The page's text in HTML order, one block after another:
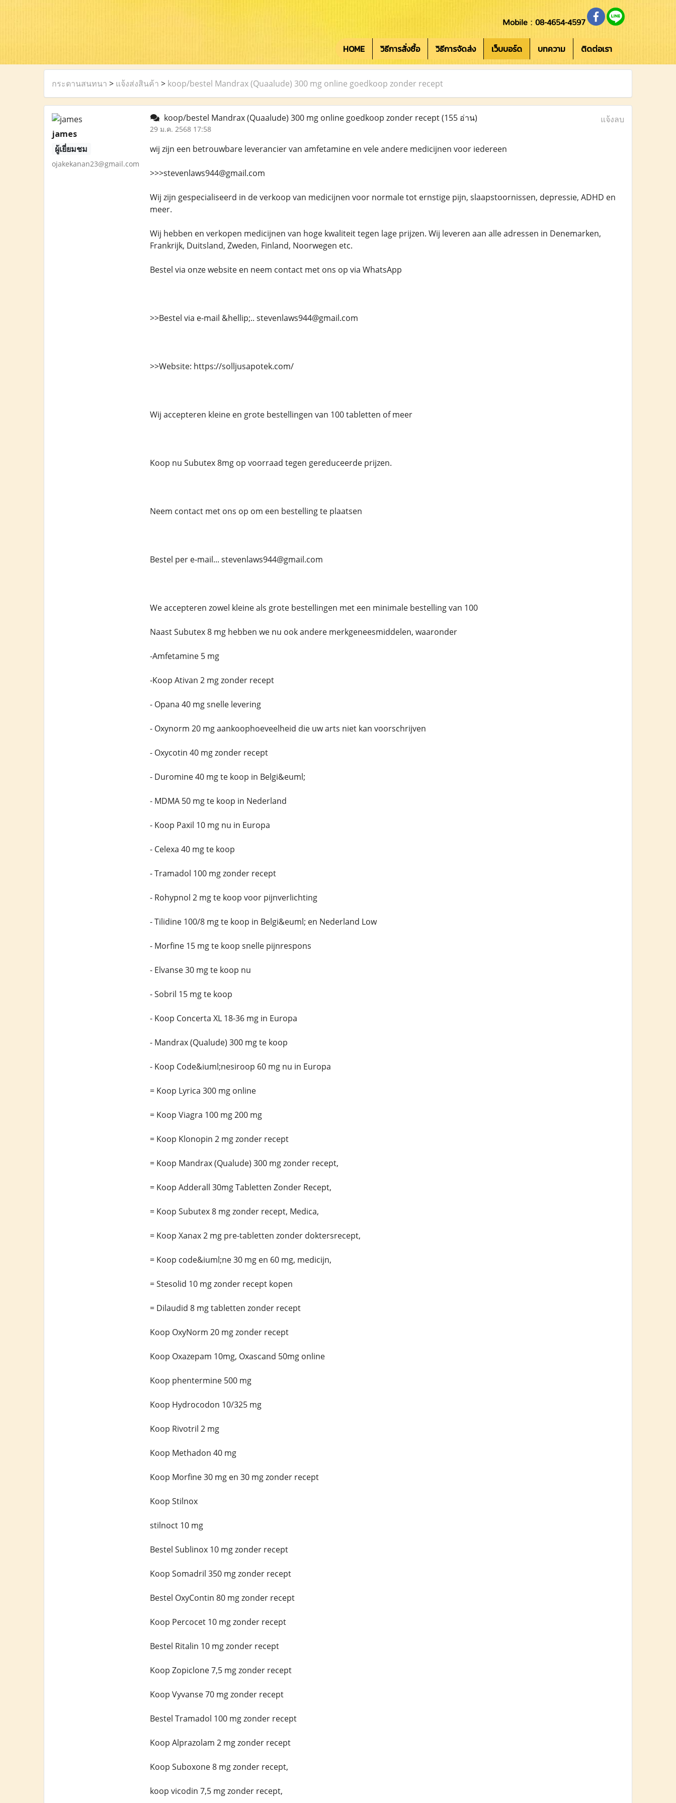
Mobile : 08-4654-4597
HOME วิธีการสั่งซื้อ วิธีการจัดส่ง เว็บบอร์ด บทความ ติดต่อเรา
กระดานสนทนา > แจ้งส่งสินค้า > koop/bestel Mandrax (Quaalude) 300 mg online goedkoop zonder recept
james
ผู้เยี่ยมชม
ojakekanan23@gmail.com
koop/bestel Mandrax (Quaalude) 300 mg online goedkoop zonder recept(155 อ่าน)
29 ม.ค. 2568 17:58
แจ้งลบ
wij zijn een betrouwbare leverancier van amfetamine en vele andere medicijnen voor iedereen
>>>stevenlaws944@gmail.com
Wij zijn gespecialiseerd in de verkoop van medicijnen voor normale tot ernstige pijn, slaapstoornissen, depressie, ADHD en
meer.
Wij hebben en verkopen medicijnen van hoge kwaliteit tegen lage prijzen. Wij leveren aan alle adressen in Denemarken,
Frankrijk, Duitsland, Zweden, Finland, Noorwegen etc.
Bestel via onze website en neem contact met ons op via WhatsApp
>>Bestel via e-mail &hellip;.. stevenlaws944@gmail.com
>>Website: https://solljusapotek.com/
Wij accepteren kleine en grote bestellingen van 100 tabletten of meer
Koop nu Subutex 8mg op voorraad tegen gereduceerde prijzen.
Neem contact met ons op om een ​​bestelling te plaatsen
Bestel per e-mail... stevenlaws944@gmail.com
We accepteren zowel kleine als grote bestellingen met een minimale bestelling van 100
Naast Subutex 8 mg hebben we nu ook andere merkgeneesmiddelen, waaronder
-Amfetamine 5 mg
-Koop Ativan 2 mg zonder recept
- Opana 40 mg snelle levering
- Oxynorm 20 mg aankoophoeveelheid die uw arts niet kan voorschrijven
- Oxycotin 40 mg zonder recept
- Duromine 40 mg te koop in Belgi&euml;
- MDMA 50 mg te koop in Nederland
- Koop Paxil 10 mg nu in Europa
- Celexa 40 mg te koop
- Tramadol 100 mg zonder recept
- Rohypnol 2 mg te koop voor pijnverlichting
- Tilidine 100/8 mg te koop in Belgi&euml; en Nederland Low
- Morfine 15 mg te koop snelle pijnrespons
- Elvanse 30 mg te koop nu
- Sobril 15 mg te koop
- Koop Concerta XL 18-36 mg in Europa
- Mandrax (Qualude) 300 mg te koop
- Koop Code&iuml;nesiroop 60 mg nu in Europa
= Koop Lyrica 300 mg online
= Koop Viagra 100 mg 200 mg
= Koop Klonopin 2 mg zonder recept
= Koop Mandrax (Qualude) 300 mg zonder recept,
= Koop Adderall 30mg Tabletten Zonder Recept,
= Koop Subutex 8 mg zonder recept, Medica,
= Koop Xanax 2 mg pre-tabletten zonder doktersrecept,
= Koop code&iuml;ne 30 mg en 60 mg, medicijn,
= Stesolid 10 mg zonder recept kopen
= Dilaudid 8 mg tabletten zonder recept
Koop OxyNorm 20 mg zonder recept
Koop Oxazepam 10mg, Oxascand 50mg online
Koop phentermine 500 mg
Koop Hydrocodon 10/325 mg
Koop Rivotril 2 mg
Koop Methadon 40 mg
Koop Morfine 30 mg en 30 mg zonder recept
Koop Stilnox
stilnoct 10 mg
Bestel Sublinox 10 mg zonder recept
Koop Somadril 350 mg zonder recept
Bestel OxyContin 80 mg zonder recept
Koop Percocet 10 mg zonder recept
Bestel Ritalin 10 mg zonder recept
Koop Zopiclone 7,5 mg zonder recept
Koop Vyvanse 70 mg zonder recept
Bestel Tramadol 100 mg zonder recept
Koop Alprazolam 2 mg zonder recept
Koop Suboxone 8 mg zonder recept,
koop vicodin 7,5 mg zonder recept,